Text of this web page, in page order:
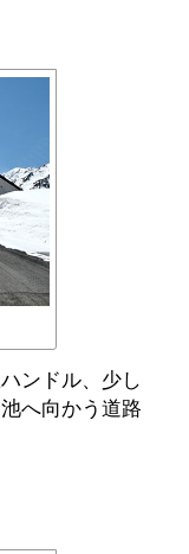
ンドル、少し
へ向かう道路